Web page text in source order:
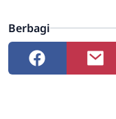
Berbagi